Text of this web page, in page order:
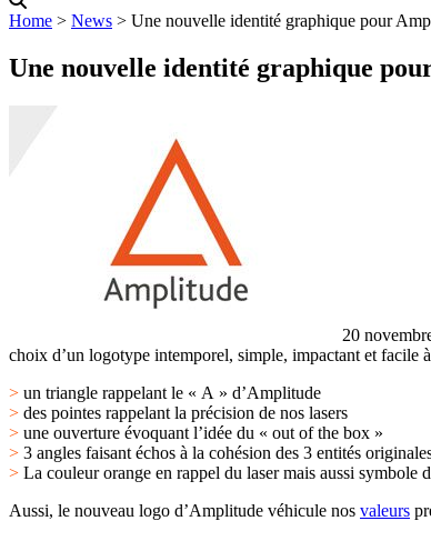
Home ˃ News ˃ Une nouvelle identité graphique pour
Une nouvelle identité graphique
20
choix d’un logotype intemporel, simple, impactant et facile
> un triangle rappelant le « A » d’Amplitude
> des pointes rappelant la précision de nos lasers
> une ouverture évoquant l’idée du « out of the box »
> 3 angles faisant échos à la cohésion des 3 entités
> La couleur orange en rappel du laser mais aussi
Aussi, le nouveau logo d’Amplitude véhicule nos valeurs